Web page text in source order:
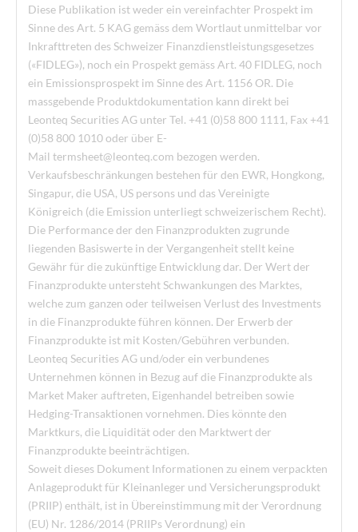
Diese Publikation ist weder ein vereinfachter Prospekt im
Sinne des Art. 5 KAG gemäss dem Wortlaut unmittelbar vor
Inkrafttreten des Schweizer Finanzdienstleistungsgesetzes
(«FIDLEG»), noch ein Prospekt gemäss Art. 40 FIDLEG, noch
ein Emissionsprospekt im Sinne des Art. 1156 OR. Die
massgebende Produktdokumentation kann direkt bei
Leonteq Securities AG unter Tel. +41 (0)58 800 1111, Fax +41
(0)58 800 1010 oder über E-
Mail termsheet@leonteq.com bezogen werden.
Verkaufsbeschränkungen bestehen für den EWR, Hongkong,
Singapur, die USA, US persons und das Vereinigte
Königreich (die Emission unterliegt schweizerischem Recht).
Die Performance der den Finanzprodukten zugrunde
liegenden Basiswerte in der Vergangenheit stellt keine
Gewähr für die zukünftige Entwicklung dar. Der Wert der
Finanzprodukte untersteht Schwankungen des Marktes,
welche zum ganzen oder teilweisen Verlust des Investments
in die Finanzprodukte führen können. Der Erwerb der
Finanzprodukte ist mit Kosten/Gebühren verbunden.
Leonteq Securities AG und/oder ein verbundenes
Unternehmen können in Bezug auf die Finanzprodukte als
Market Maker auftreten, Eigenhandel betreiben sowie
Hedging-Transaktionen vornehmen. Dies könnte den
Marktkurs, die Liquidität oder den Marktwert der
Finanzprodukte beeinträchtigen.
Soweit dieses Dokument Informationen zu einem verpackten
Anlageprodukt für Kleinanleger und Versicherungsprodukt
(PRIIP) enthält, ist in Übereinstimmung mit der Verordnung
(EU) Nr. 1286/2014 (PRIIPs Verordnung) ein